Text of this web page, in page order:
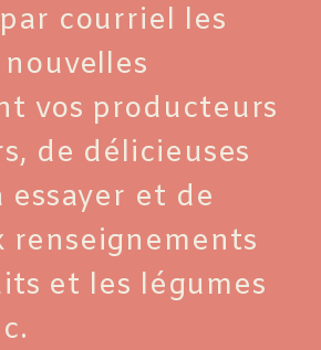
courriel les
vos producteurs
de délicieuses
essayer et de
renseignements
et les légumes